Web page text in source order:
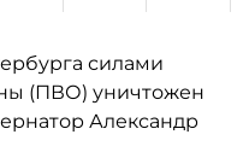
силами
(ПВО) уничтожен
Александр